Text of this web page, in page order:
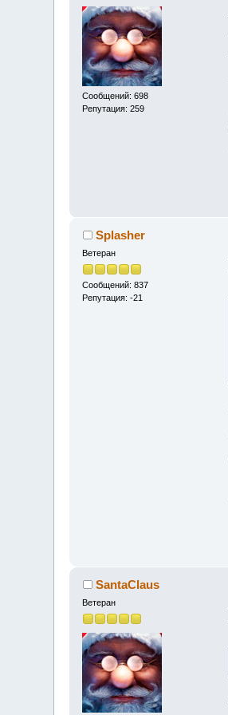
Сообщений: 698
Репутация: 259
Splasher
Ветеран
Сообщений: 837
Репутация: -21
SantaClaus
Ветеран